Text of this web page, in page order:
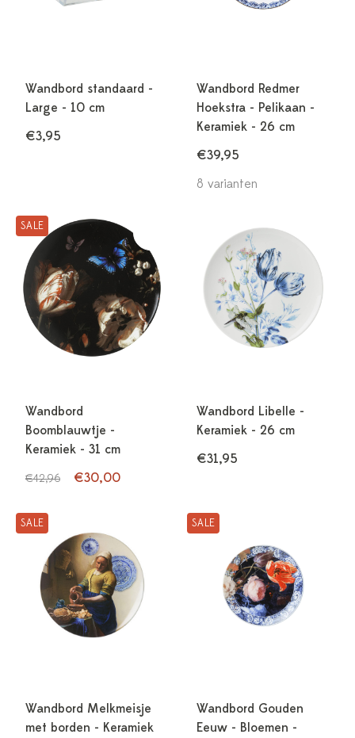
Wandbord standaard -
Large - 10 cm
€3,95
Wandbord Redmer
Hoekstra - Pelikaan -
Keramiek - 26 cm
€39,95
8 varianten
SALE
Wandbord
Boomblauwtje -
Keramiek - 31 cm
€42,96 €30,00
Wandbord Libelle -
Keramiek - 26 cm
€31,95
SALE
Wandbord Melkmeisje
met borden - Keramiek
SALE
Wandbord Gouden
Eeuw - Bloemen -